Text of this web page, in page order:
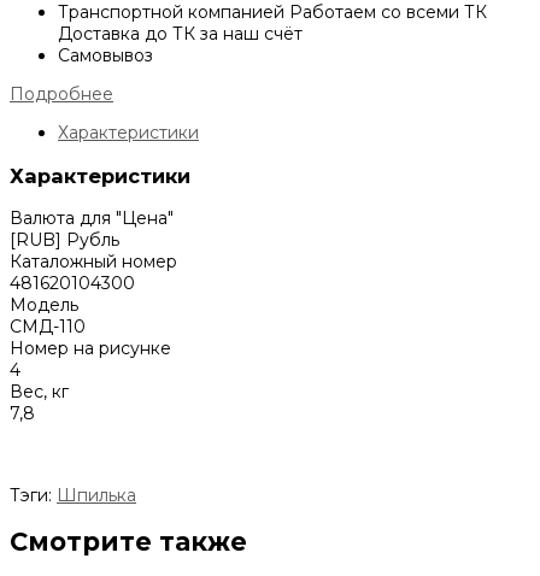
Транспортной компанией Работаем со всеми ТК
Доставка до ТК за наш счёт
Самовывоз
Подробнее
Характеристики
Характеристики
Валюта для "Цена"
[RUB] Рубль
Каталожный номер
481620104300
Модель
СМД-110
Номер на рисунке
4
Вес, кг
7,8
Тэги: Шпилька
Смотрите также